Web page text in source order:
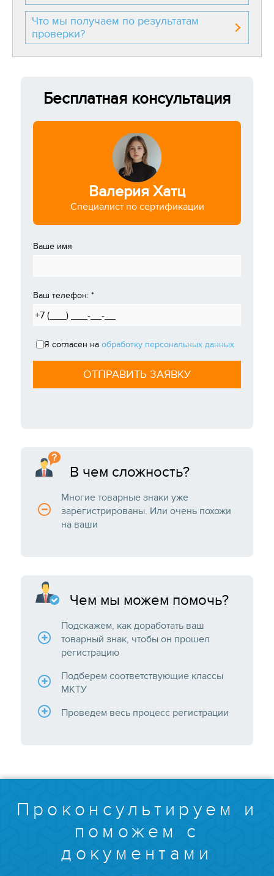
Что мы получаем по результатам
проверки?
В чем сложность?
Многие товарные знаки уже
зарегистрированы. Или очень похожи
на ваши
Чем мы можем помочь?
Подскажем, как доработать ваш
товарный знак, чтобы он прошел
регистрацию
Подберем соответствующие классы
МКТУ
Проведем весь процесс регистрации
Бесплатная консультация
Валерия Хатц
Специалист по сертификации
Ваше имя
Ваш телефон: *
Я согласен на обработку персональных данных
Проконсультируем и
поможем с
документами